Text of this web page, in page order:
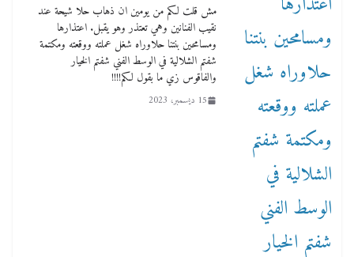
مش قلت لكم من يومين ان ذهاب حلا شيحة عند
نقيب الفنانين وهي تعتذر وهو يقبل. اعتذارها
ومسامحين بنتنا حلاوراه شغل عملته ووقعته ومكتمة
شفتم الشلالية في الوسط الفني شفتم الخيار
والفاقوس زي ما بقول لكم!!!!
15 ديسمبر، 2023